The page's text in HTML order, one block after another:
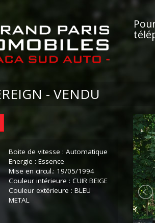
- VENDU
Boite de vitesse : Automatique
Energie : Essence
Mise en circul.: 19/05/1994
Couleur intérieure : CUIR BEIGE
Couleur extérieure : BLEU
METAL